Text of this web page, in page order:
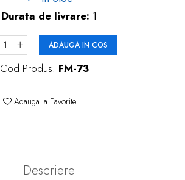
Durata de livrare: 1
ADAUGA IN COS
Cod Produs: FM-73
Adauga la Favorite
Descriere